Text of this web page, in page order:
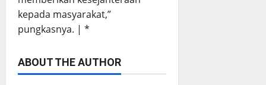
kepada masyarakat,”
pungkasnya. | *
ABOUT THE AUTHOR